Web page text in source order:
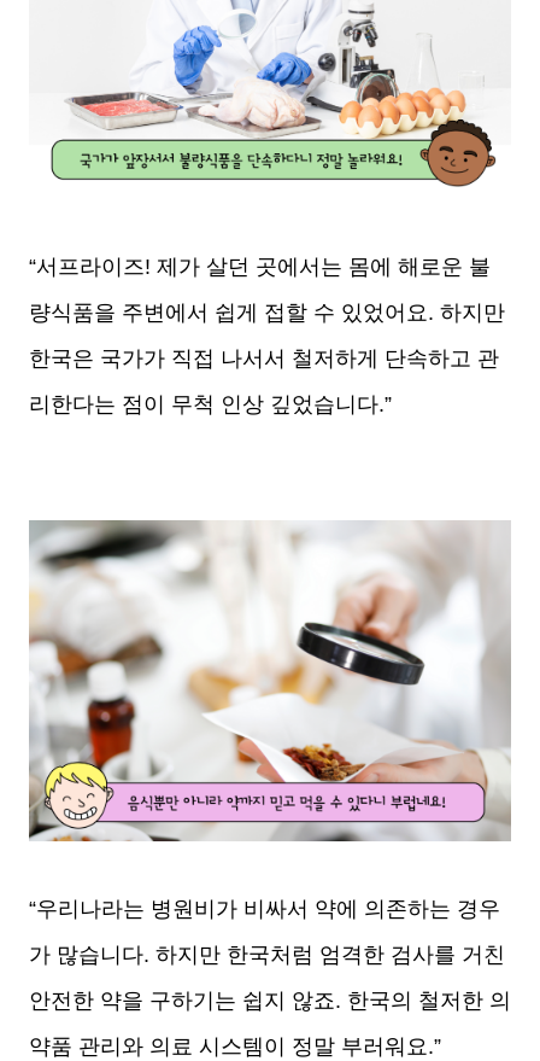
“서프라이즈! 제가 살던 곳에서는 몸에 해로운 불
량식품을 주변에서 쉽게 접할 수 있었어요. 하지만
한국은 국가가 직접 나서서 철저하게 단속하고 관
리한다는 점이 무척 인상 깊었습니다.”
“우리나라는 병원비가 비싸서 약에 의존하는 경우
가 많습니다. 하지만 한국처럼 엄격한 검사를 거친
안전한 약을 구하기는 쉽지 않죠. 한국의 철저한 의
약품 관리와 의료 시스템이 정말 부러워요.”